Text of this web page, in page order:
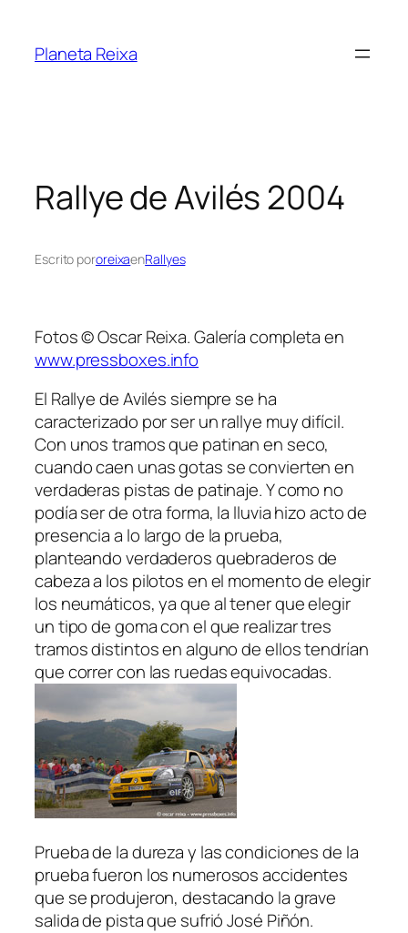
contenido
Planeta Reixa
Rallye de Avilés 2004
Escrito pororeixaenRallyes
Fotos © Oscar Reixa. Galería completa en
www.pressboxes.info
El Rallye de Avilés siempre se ha
caracterizado por ser un rallye muy difícil.
Con unos tramos que patinan en seco,
cuando caen unas gotas se convierten en
verdaderas pistas de patinaje. Y como no
podía ser de otra forma, la lluvia hizo acto de
presencia a lo largo de la prueba,
planteando verdaderos quebraderos de
cabeza a los pilotos en el momento de elegir
los neumáticos, ya que al tener que elegir
un tipo de goma con el que realizar tres
tramos distintos en alguno de ellos tendrían
que correr con las ruedas equivocadas.
Prueba de la dureza y las condiciones de la
prueba fueron los numerosos accidentes
que se produjeron, destacando la grave
salida de pista que sufrió José Piñón.